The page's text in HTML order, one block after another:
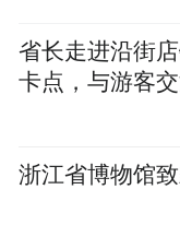
省长走进沿街
卡点，与游客
浙江省博物馆